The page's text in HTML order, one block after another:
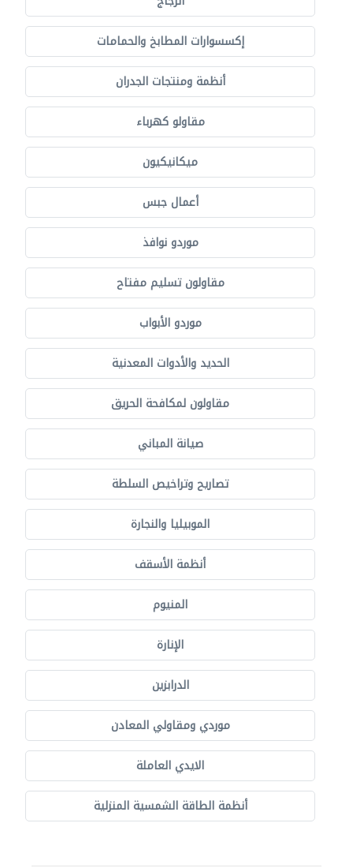
إكسسوارات المطابخ والحمامات
أنظمة ومنتجات الجدران
مقاولو كهرباء
ميكانيكيون
أعمال جبس
موردو نوافذ
مقاولون تسليم مفتاح
موردو الأبواب
الحديد والأدوات المعدنية
مقاولون لمكافحة الحريق
صيانة المباني
تصاريح وتراخيص السلطة
الموبيليا والنجارة
أنظمة الأسقف
المنيوم
الإنارة
الدرابزين
موردي ومقاولي المعادن
الايدي العاملة
أنظمة الطاقة الشمسية المنزلية